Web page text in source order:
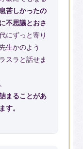
息苦しかったの
不思議とおさ
にずっと寄り
生かのよう
スラと話せま
まることがあ
す。